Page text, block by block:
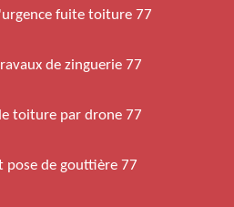
fuite toiture 77
de zinguerie 77
toiture par drone 77
pose de gouttière 77